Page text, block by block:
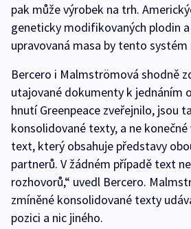
pak může výrobek na trh.
geneticky modifikovaných plodin
upravovaná masa by tento systém
Bercero i Malmströmová shodně
utajované dokumenty k jednáním
hnutí Greenpeace zveřejnilo, jsou
konsolidované texty, a ne
text, který obsahuje představy
partnerů. V žádném případě text
rozhovorů,“ uvedl Bercero.
zmíněné konsolidované texty
pozici a nic jiného.